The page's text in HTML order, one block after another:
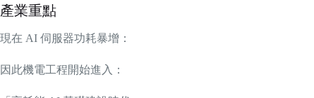
產業重點
現在 AI 伺服器功耗暴增：
因此機電工程開始進入：